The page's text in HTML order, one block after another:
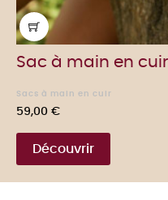
Sac à main en
Sacs à main en cuir
Prix
59,00 €
Découvrir